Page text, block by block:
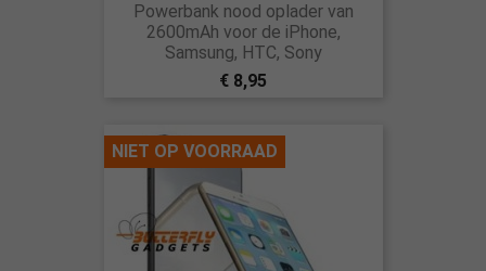
Powerbank nood oplader van
2600mAh voor de iPhone,
Samsung, HTC, Sony
€ 8,95
NIET OP VOORRAAD